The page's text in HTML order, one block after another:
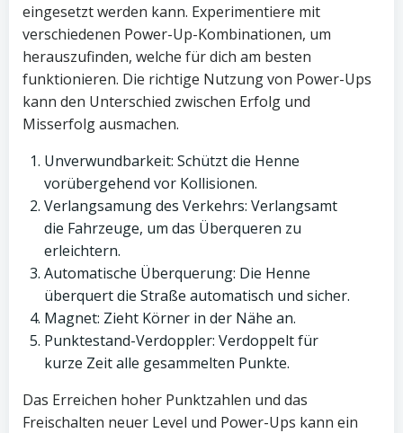
eingesetzt werden kann. Experimentiere mit
verschiedenen Power-Up-Kombinationen, um
herauszufinden, welche für dich am besten
funktionieren. Die richtige Nutzung von Power-Ups
kann den Unterschied zwischen Erfolg und
Misserfolg ausmachen.
Unverwundbarkeit: Schützt die Henne
vorübergehend vor Kollisionen.
Verlangsamung des Verkehrs: Verlangsamt
die Fahrzeuge, um das Überqueren zu
erleichtern.
Automatische Überquerung: Die Henne
überquert die Straße automatisch und sicher.
Magnet: Zieht Körner in der Nähe an.
Punktestand-Verdoppler: Verdoppelt für
kurze Zeit alle gesammelten Punkte.
Das Erreichen hoher Punktzahlen und das
Freischalten neuer Level und Power-Ups kann ein